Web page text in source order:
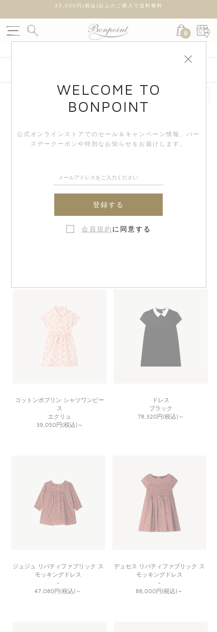
33,000円(税込)以上のご購入で送料無料
0
New
ワンピース
New
刺繍スモッキング リバティワンピ
コットンポプリン シャツワンピー
ス
エクリュ
39,050円(税込) ～
ドレス
ブラック
78,320円(税込) ～
ジュジュ リバティファブリック ス
モッキングドレス
-
47,080円(税込) ～
デュセス リバティファブリック ス
モッキングドレス
-
88,000円(税込) ～
WELCOME TO
BONPOINT
公式オンラインストアでのセール＆キャンペーン情報、 バー
スデークーポンや特別なお知らせをお届けします。
登録する
会員規約 に同意する